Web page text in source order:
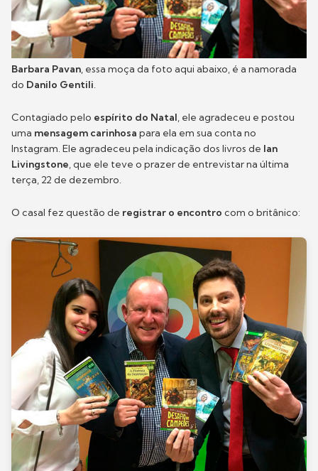
Barbara Pavan, essa moça da foto aqui abaixo, é a namorada
do Danilo Gentili.
Contagiado pelo espírito do Natal, ele agradeceu e postou
uma mensagem carinhosa para ela em sua conta no
Instagram. Ele agradeceu pela indicação dos livros de Ian
Livingstone, que ele teve o prazer de entrevistar na última
terça, 22 de dezembro.
O casal fez questão de registrar o encontro com o britânico: